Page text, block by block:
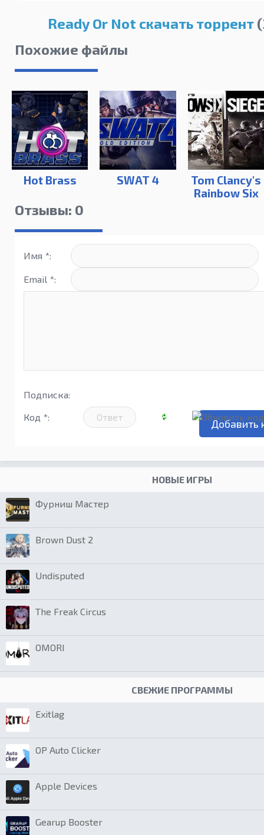
Ready Or Not скачать торрент
Похожие файлы
Hot Brass SWAT 4
Tom Clancy's
Rainbow Six
Отзывы: 0
Имя *:
Email *:
Подписка:
Код *:
НОВЫЕ ИГРЫ
Фурниш Мастер
Brown Dust 2
Undisputed
The Freak Circus
OMORI
СВЕЖИЕ ПРОГРАММЫ
Exitlag
OP Auto Clicker
Apple Devices
Gearup Booster